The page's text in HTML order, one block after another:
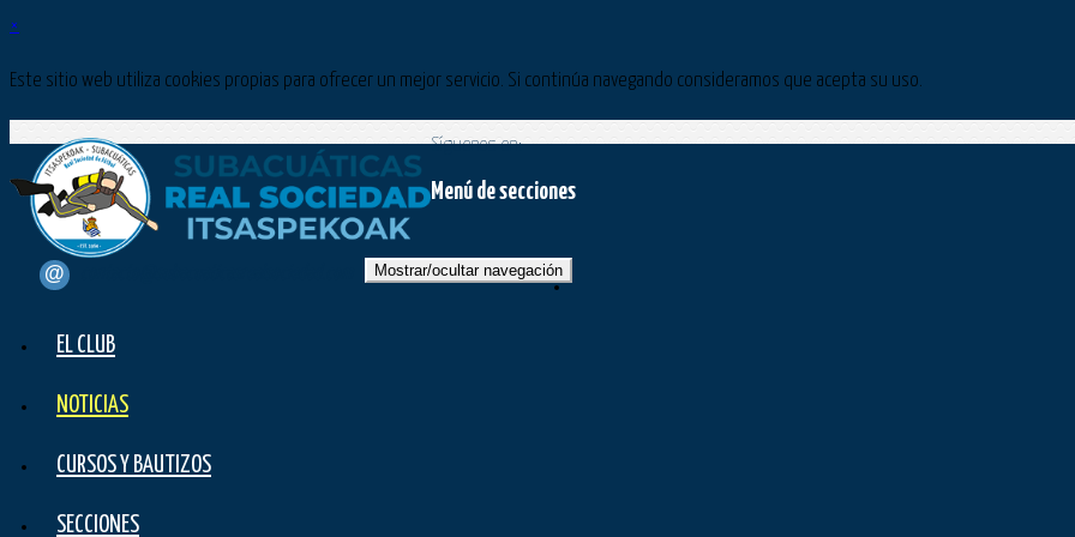
×
Este sitio web utiliza cookies propias para ofrecer un mejor servicio. Si continúa navegando consideramos que acepta su uso.
Síguenos en:
Menú de secciones
Mostrar/ocultar navegación
EL CLUB
NOTICIAS
CURSOS Y BAUTIZOS
SECCIONES